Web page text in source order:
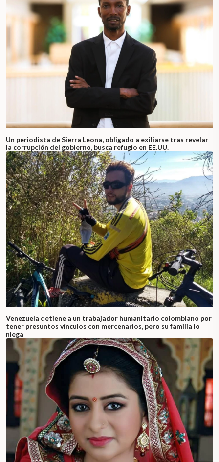
Un periodista de Sierra Leona, obligado a exiliarse tras revelar
la corrupción del gobierno, busca refugio en EE.UU.
Venezuela detiene a un trabajador humanitario colombiano por
tener presuntos vínculos con mercenarios, pero su familia lo
niega